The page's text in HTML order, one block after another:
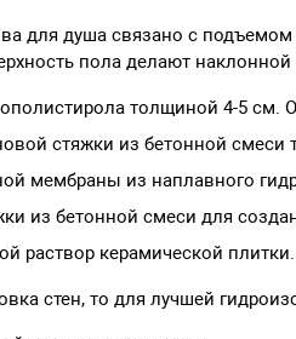
для душа связано с
пола делают
толщиной 4-5 см.
стяжки из бетонной смеси
мембраны из наплавного
из бетонной смеси для
раствор керамической плитки.
стен, то для лучшей